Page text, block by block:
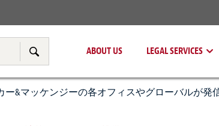
ABOUT US LEGAL SERVICES
Pricing
&マッケンジーの各オフィスやグローバルが発